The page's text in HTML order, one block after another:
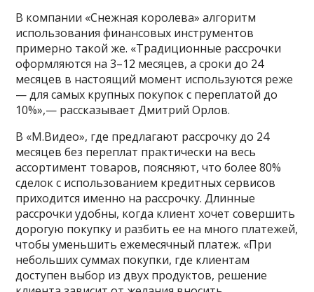
В компании «Снежная королева» алгоритм
использования финансовых инструментов
примерно такой же. «Традиционные рассрочки
оформляются на 3–12 месяцев, а сроки до 24
месяцев в настоящий момент используются реже
— для самых крупных покупок с переплатой до
10%»,— рассказывает Дмитрий Орлов.
В «М.Видео», где предлагают рассрочку до 24
месяцев без переплат практически на весь
ассортимент товаров, поясняют, что более 80%
сделок с использованием кредитных сервисов
приходится именно на рассрочку. Длинные
рассрочки удобны, когда клиент хочет совершить
дорогую покупку и разбить ее на много платежей,
чтобы уменьшить ежемесячный платеж. «При
небольших суммах покупки, где клиентам
доступен выбор из двух продуктов, решение